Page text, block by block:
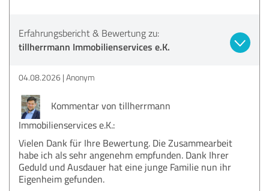
Erfahrungsbericht & Bewertung zu:
tillherrmann Immobilienservices e.K.
04.08.2026 Anonym
Kommentar von tillherrmann
Immobilienservices e.K.:
Vielen Dank für Ihre Bewertung. Die Zusammearbeit
habe ich als sehr angenehm empfunden. Dank Ihrer
Geduld und Ausdauer hat eine junge Familie nun ihr
Eigenheim gefunden.